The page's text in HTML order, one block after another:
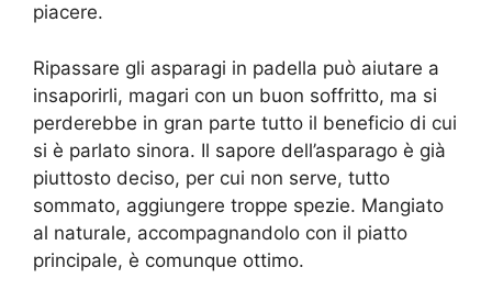
piacere.
Ripassare gli asparagi in padella può aiutare a
insaporirli, magari con un buon soffritto, ma si
perderebbe in gran parte tutto il beneficio di cui
si è parlato sinora. Il sapore dell’asparago è già
piuttosto deciso, per cui non serve, tutto
sommato, aggiungere troppe spezie. Mangiato
al naturale, accompagnandolo con il piatto
principale, è comunque ottimo.